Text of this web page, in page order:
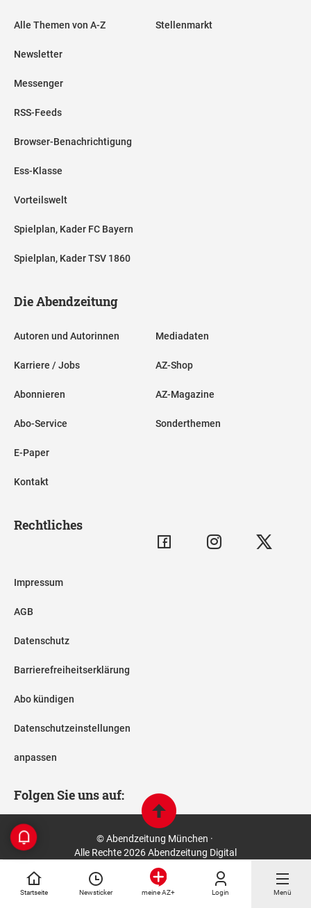
Startseite Newsticker meine AZ+ Login Menü
Alle Themen von A-Z
Newsletter
Messenger
RSS-Feeds
Browser-Benachrichtigung
Ess-Klasse
Vorteilswelt
Spielplan, Kader FC Bayern
Spielplan, Kader TSV 1860
Stellenmarkt
Die Abendzeitung
Autoren und Autorinnen
Karriere / Jobs
Abonnieren
Abo-Service
E-Paper
Kontakt
Mediadaten
AZ-Shop
AZ-Magazine
Sonderthemen
Rechtliches
Impressum
AGB
Datenschutz
Barrierefreiheitserklärung
Abo kündigen
Datenschutzeinstellungen
anpassen
Folgen Sie uns auf:
© Abendzeitung München ·
Alle Rechte 2026 Abendzeitung Digital